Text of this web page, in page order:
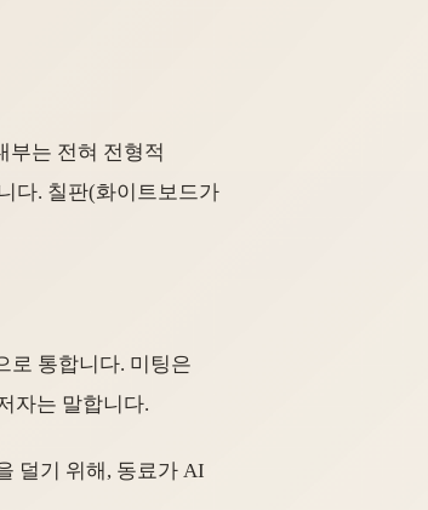
부는 전혀 전형적
다. 칠판(화이트보드가
로 통합니다. 미팅은
자는 말합니다.
덜기 위해, 동료가 AI